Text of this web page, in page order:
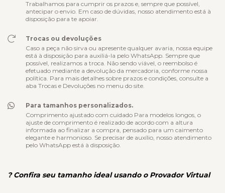
Trabalhamos para cumprir os prazos e, sempre que possível,
antecipar o envio. Em caso de dúvidas, nosso atendimento está à
disposição para te apoiar.
Trocas ou devoluções
Caso a peça não sirva ou apresente qualquer avaria, nossa equipe
está à disposição para auxiliá-la pelo WhatsApp. Sempre que
possível, realizamos a troca. Não sendo viável, o reembolso é
efetuado mediante a devolução da mercadoria, conforme nossa
política. Para mais detalhes sobre prazos e condições, consulte a
aba Trocas e Devoluções no menu do site.
Para tamanhos personalizados.
Comprimento ajustado com cuidado Para modelos longos, o
ajuste de comprimento é realizado de acordo com a altura
informada ao finalizar a compra, pensado para um caimento
elegante e harmonioso. Se precisar de auxílio, nosso atendimento
pelo WhatsApp está à disposição.
? Confira seu tamanho ideal usando o Provador Virtual